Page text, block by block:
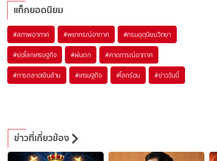
แท็กยอดนิยม
#สภาพอากาศ #พยากรณ์อากาศ #กรมอุตุนิยมวิทยา
#ย่อโลกเศรษฐกิจ #ฝนตก #คาดการณ์อากาศ
#การตลาดเงินล้าน #เศรษฐกิจ #โลกร้อน #ข่าววันนี้
ข่าวที่เกี่ยวข้อง